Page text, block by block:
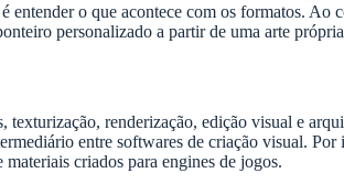
entender o que acontece com os formatos. Ao
personalizado a partir de uma arte
renderização, edição visual e
entre softwares de criação visual.
criados para engines de jogos.